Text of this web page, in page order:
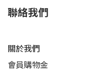
聯絡我們
關於我們
會員購物金